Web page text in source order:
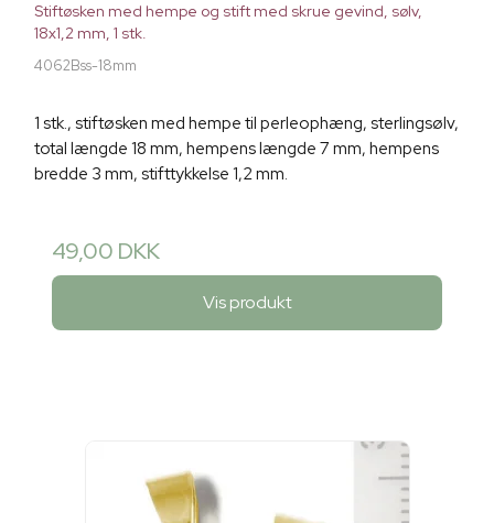
Stiftøsken med hempe og stift med skrue gevind, sølv,
18x1,2 mm, 1 stk.
4062Bss-18mm
1 stk., stiftøsken med hempe til perleophæng, sterlingsølv,
total længde 18 mm, hempens længde 7 mm, hempens
bredde 3 mm, stifttykkelse 1,2 mm.
49,00 DKK
Vis produkt